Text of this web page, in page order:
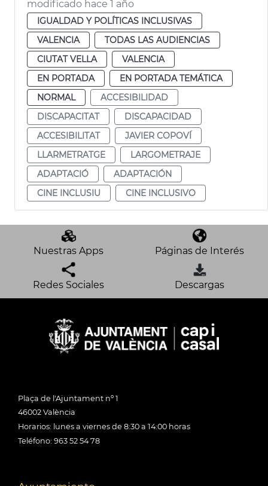
modificado hace 1 año
IGUALDAD Y POLÍTICAS INCLUSIVAS
VALENCIA
TODAS LAS AUDIENCIAS
CIUTAT VELLA
VALENCIA
EN PORTADA
EN PORTADA TEMÁTICA
NORMAL
ACCESIBILIDAD
DISCAPACITAT
DISCAPACIDAD
ACCESIBILITAT
JAVIER COPOVÍ
LLARMETRATGE
LARGOMETRAJE
ADAPTACIÓ
ADAPTACIÓN
CINE INCLUSIU
CINE INCLUSIVO
Nuestras Apps Páginas de Interés
Redes Sociales Descargas
Plaça de l'Ajuntament nº 1
46002 València
Horarios: lunes a viernes de 8:30 a 14:00 horas
Teléfono: 963 52 54 78